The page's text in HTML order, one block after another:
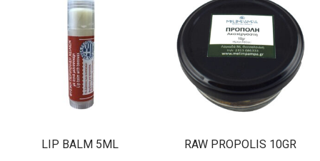
LIP BALM 5ML RAW PROPOLIS 10GR